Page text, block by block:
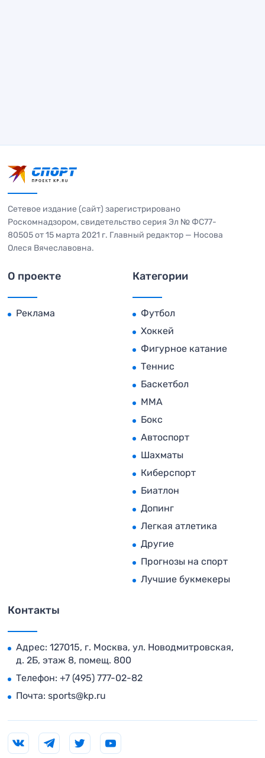
Сетевое издание (сайт) зарегистрировано
Роскомнадзором, свидетельство серия Эл № ФС77-
80505 от 15 марта 2021 г. Главный редактор — Носова
Олеся Вячеславовна.
О проекте
Реклама
Категории
Футбол
Хоккей
Фигурное катание
Теннис
Баскетбол
MMA
Бокс
Автоспорт
Шахматы
Киберспорт
Биатлон
Допинг
Легкая атлетика
Другие
Прогнозы на спорт
Лучшие букмекеры
Контакты
Адрес: 127015, г. Москва, ул. Новодмитровская,
д. 2Б, этаж 8, помещ. 800
Телефон: +7 (495) 777-02-82
Почта: sports@kp.ru